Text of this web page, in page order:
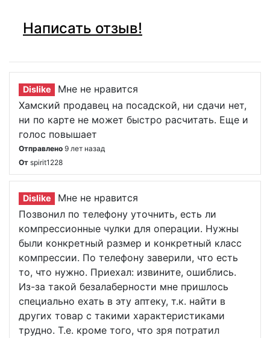
Написать отзыв!
Dislike
Мне не нравится
Хамский продавец на посадской, ни сдачи нет,
ни по карте не может быстро расчитать. Еще и
голос повышает
Отправлено 9 лет назад
От spirit1228
Dislike
Мне не нравится
Позвонил по телефону уточнить, есть ли
компрессионные чулки для операции. Нужны
были конкретный размер и конкретный класс
компрессии. По телефону заверили, что есть
то, что нужно. Приехал: извините, ошиблись.
Из-за такой безалаберности мне пришлось
специально ехать в эту аптеку, т.к. найти в
других товар с такими характеристиками
трудно. Т.е. кроме того, что зря потратил